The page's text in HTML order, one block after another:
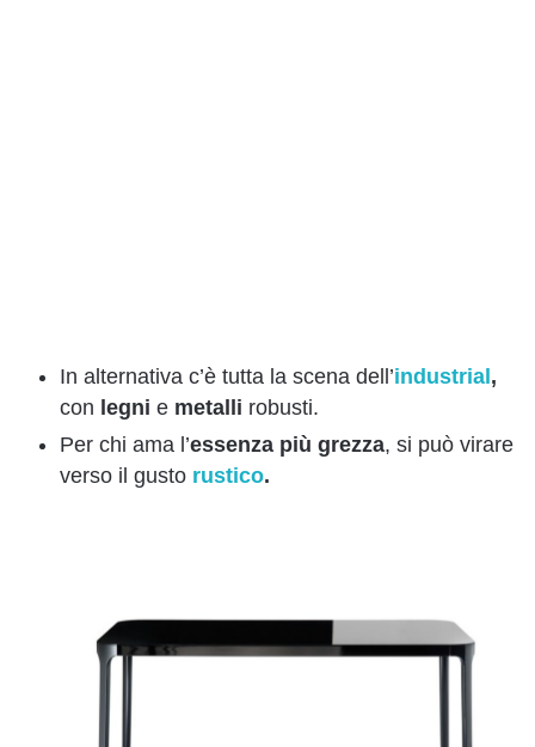
In alternativa c’è tutta la scena dell’industrial ,
con legni e metalli robusti.
Per chi ama l’essenza più grezza, si può virare
verso il gusto rustico.